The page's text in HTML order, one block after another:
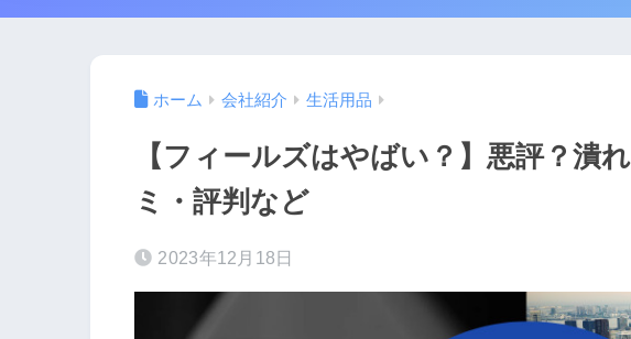
ホーム 会社紹介 生活用品
【フィールズはやばい？】悪評？潰
ミ・評判など
2023年12月18日